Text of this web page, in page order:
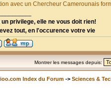
avec un Chercheur Camerounais
un privilege, elle ne vous doit rien!
tout, en l'occurence votre vie
Montrer les messages depuis:
Index du Forum -> Sciences &